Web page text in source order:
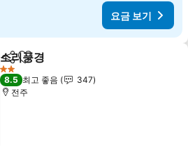
요금 보기
공유 즐겨찾기에 추가
소리풍경
2 성급
8.5 최고 좋음
347
전주